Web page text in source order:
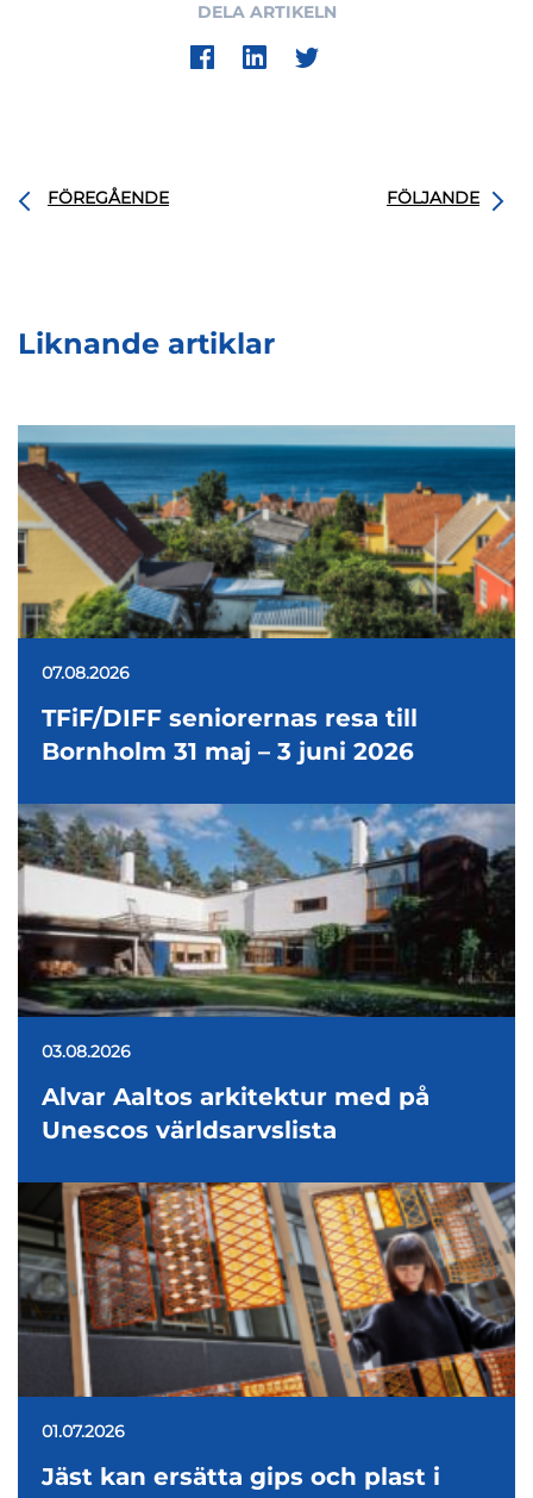
DELA ARTIKELN
FÖREGÅENDE FÖLJANDE
Liknande artiklar
07.08.2026
TFiF/DIFF seniorernas resa till
Bornholm 31 maj – 3 juni 2026
03.08.2026
Alvar Aaltos arkitektur med på
Unescos världsarvslista
01.07.2026
Jäst kan ersätta gips och plast i